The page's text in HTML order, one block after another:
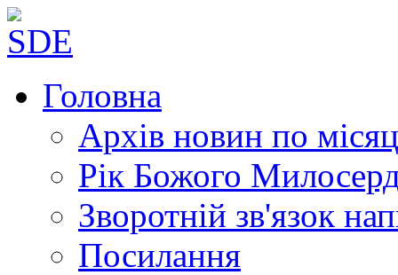
Головна
Архів новин по
Рік Божого
Зворотній зв'язок
Посилання